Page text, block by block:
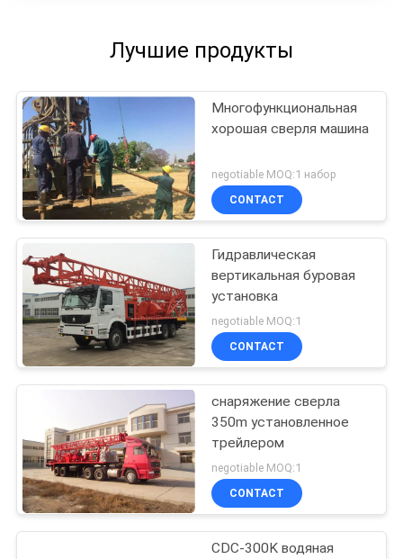
Лучшие продукты
Многофункциональная
хорошая сверля машина
negotiable MOQ:1 набор
CONTACT
Гидравлическая
вертикальная буровая
установка
negotiable MOQ:1
CONTACT
снаряжение сверла
350m установленное
трейлером
negotiable MOQ:1
CONTACT
CDC-300K водяная